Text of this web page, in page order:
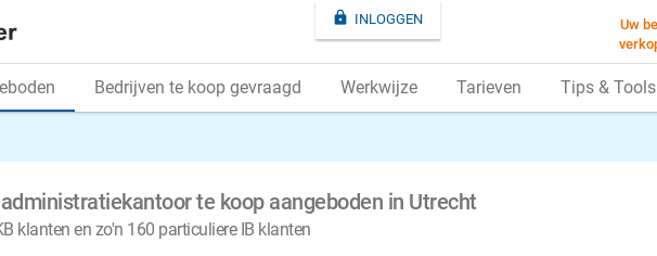
te koop aangeboden in Utrecht
klanten en zo'n 160 particuliere IB klanten
 INLOGGEN
Uw
Bedrijven te koop gevraagd Werkwijze Tarieven Tips & Tools